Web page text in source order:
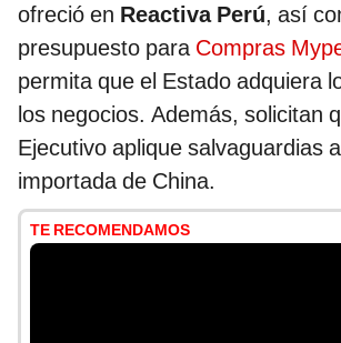
ofreció en Reactiva Perú, así
presupuesto para Compras
permita que el Estado adquiera
los negocios. Además, solicitan
Ejecutivo aplique salvaguardias
importada de China.
TE RECOMENDAMOS